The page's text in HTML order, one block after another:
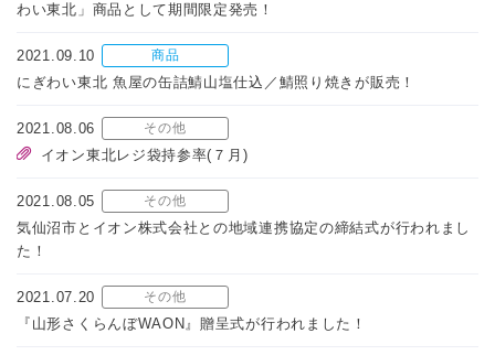
わい東北」商品として期間限定発売！
2021.09.10 商品
にぎわい東北 魚屋の缶詰鯖山塩仕込／鯖照り焼きが販売！
2021.08.06 その他
イオン東北レジ袋持参率(７月)
2021.08.05 その他
気仙沼市とイオン株式会社との地域連携協定の締結式が行われまし
た！
2021.07.20 その他
『山形さくらんぼWAON』贈呈式が行われました！